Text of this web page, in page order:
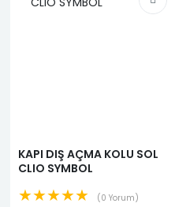
KAPI DIŞ AÇMA KOLU SOL
CLIO SYMBOL
★★★★★ 0 Yorum